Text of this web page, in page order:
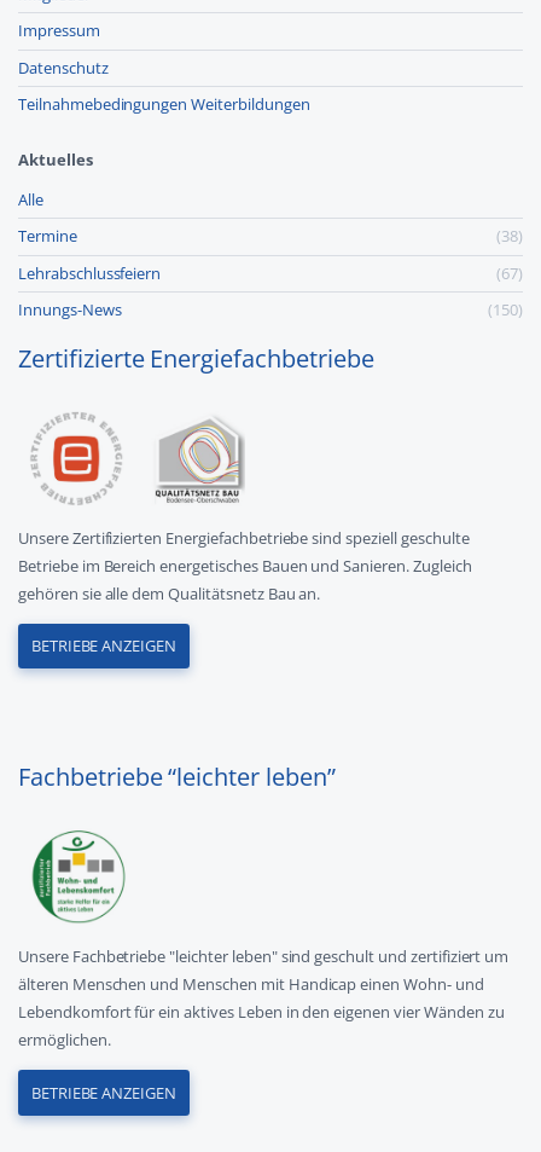
Impressum
Datenschutz
Teilnahmebedingungen Weiterbildungen
Aktuelles
Alle
Termine
(38)
Lehr­abschluss­feiern
(67)
Innungs-News
(150)
Zertifizierte Energiefachbetriebe
Unsere Zertifizierten Energiefachbetriebe sind speziell geschulte
Betriebe im Bereich energetisches Bauen und Sanieren. Zugleich
gehören sie alle dem Qualitätsnetz Bau an.
BETRIEBE ANZEIGEN
Fachbetriebe “leichter leben”
Unsere Fachbetriebe "leichter leben" sind geschult und zertifiziert um
älteren Menschen und Menschen mit Handicap einen Wohn- und
Lebendkomfort für ein aktives Leben in den eigenen vier Wänden zu
ermöglichen.
BETRIEBE ANZEIGEN